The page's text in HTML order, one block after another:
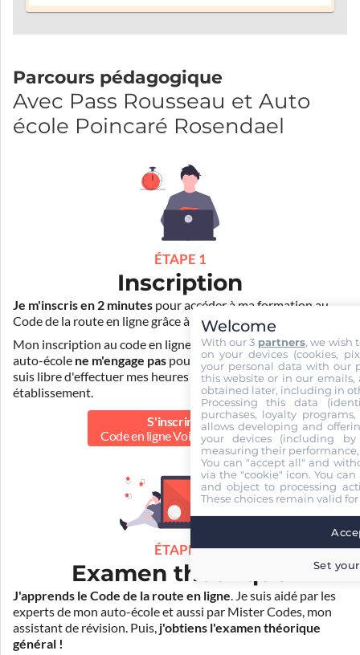
Parcours pédagogique
Avec Pass Rousseau et Auto
école Poincaré Rosendael
ÉTAPE 1
Inscription
Je m'inscris en 2 minutes pour accéder à ma formation au
Code de la route en ligne grâce à
Pass Rousseau Voiture
Mon inscription au code en ligne voiture auprès de mon
auto-école ne m'engage pas pour la suite de ma formation. Je
suis libre d'effectuer mes heures de conduite dans un autre
établissement.
S'inscrire au
Code en ligne Voiture 40.00 €
ÉTAPE 2
Examen théorique
J'apprends le Code de la route en ligne. Je suis aidé par les
experts de mon auto-école et aussi par Mister Codes, mon
assistant de révision. Puis, j'obtiens l'examen théorique
général !
Welcome
With our 3 partners, we wish
on your devices (cookies,
your personal data with our
this website or in our emails,
obtained later, including in
Processing this data
purchases, loyalty
allows developing and
your devices (including
measuring their
You can "accept all" and
via the "cookie" icon. You
and object to processing
These choices remain valid
Set